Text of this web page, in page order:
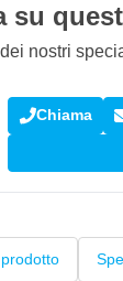
su
nostri
Chiama